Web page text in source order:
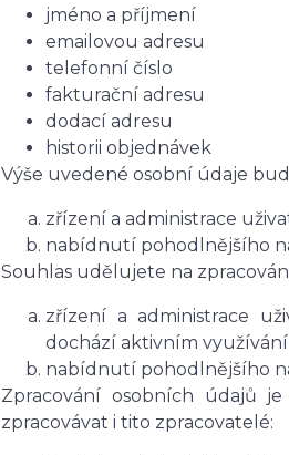
jméno a příjmení
emailovou adresu
telefonní číslo
fakturační adresu
dodací adresu
historii objednávek
Výše uvedené osobní údaje
zřízení a administrace
nabídnutí pohodlnějšího
Souhlas udělujete na
zřízení a administrace
dochází aktivním
nabídnutí pohodlnějšího
Zpracování osobních údajů
zpracovávat i tito zpracovatelé: